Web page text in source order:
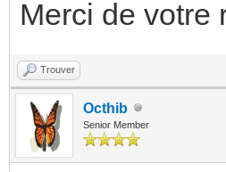
Merci de votre
Trouver
Octhib
Senior Member